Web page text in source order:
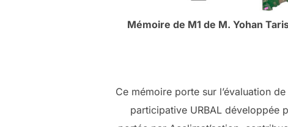
Mémoire de M1 de M. Yohan
Ce mémoire porte sur l’évaluation
participative URBAL développée